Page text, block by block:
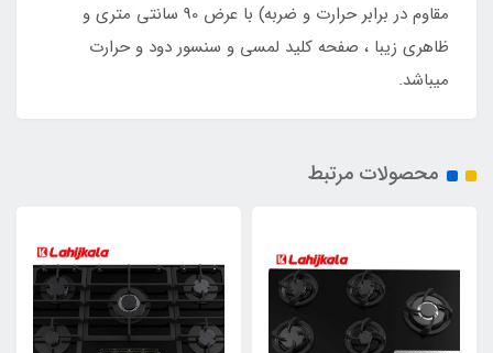
مقاوم در برابر حرارت و ضربه) با عرض 90 سانتی متری و
ظاهری زیبا ، صفحه کلید لمسی و سنسور دود و حرارت
میباشد.
محصولات مرتبط